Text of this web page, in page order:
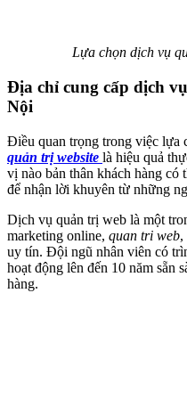
Lựa chọn dịch vụ
Địa chỉ cung cấp dịch
Nội
Điều quan trọng trong việc lựa
quản trị website là hiệu quả
vị nào bản thân khách hàng có
để nhận lời khuyên từ những
Dịch vụ quản trị web là một
marketing online, quan tri web,
uy tín. Đội ngũ nhân viên có
hoạt động lên đến 10 năm sẵn
hàng.